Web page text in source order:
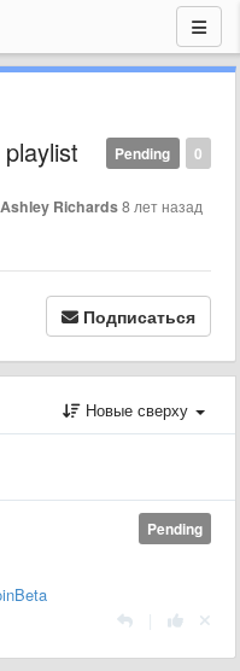
0
Pending
Ashley Richards8 лет назад
Подписаться
Новые сверху
Pending